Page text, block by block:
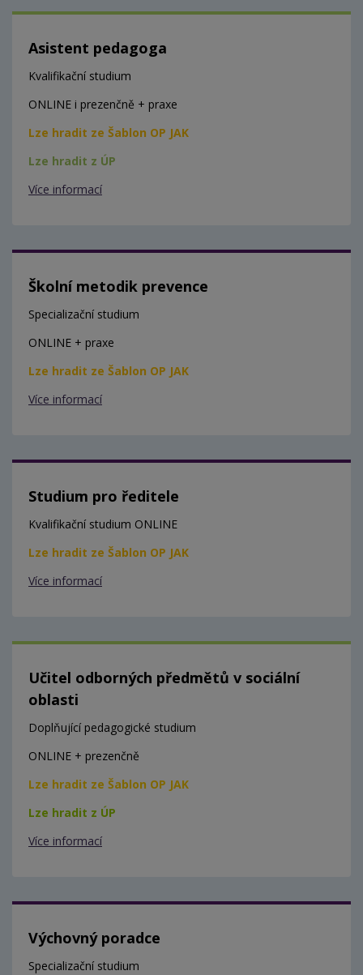
Asistent pedagoga
Kvalifikační studium
ONLINE i prezenčně + praxe
Lze hradit ze Šablon OP JAK
Lze hradit z ÚP
Více informací
Školní metodik prevence
Specializační studium
ONLINE + praxe
Lze hradit ze Šablon OP JAK
Více informací
Studium pro ředitele
Kvalifikační studium ONLINE
Lze hradit ze Šablon OP JAK
Více informací
Učitel odborných předmětů v sociální
oblasti
Doplňující pedagogické studium
ONLINE + prezenčně
Lze hradit ze Šablon OP JAK
Lze hradit z ÚP
Více informací
Výchovný poradce
Specializační studium